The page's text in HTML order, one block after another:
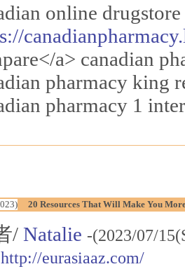
online
a> canadian
pharmacy king
pharmacy 1
20 Resources That Will Make You
/ Natalie -(2023/07/
http://eurasiaaz.com/